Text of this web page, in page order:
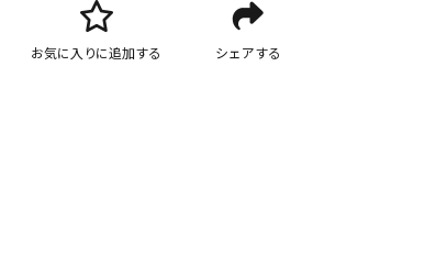
お気に入りに追加する シェアする